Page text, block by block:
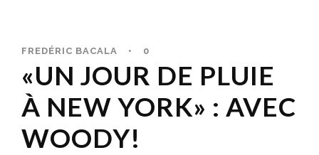
FREDÉRIC BACALA • 0
«UN JOUR DE PLUIE
À NEW YORK» : AVEC
WOODY!